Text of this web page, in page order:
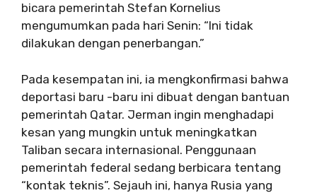
bicara pemerintah Stefan Kornelius
mengumumkan pada hari Senin: “Ini tidak
dilakukan dengan penerbangan.”
Pada kesempatan ini, ia mengkonfirmasi bahwa
deportasi baru -baru ini dibuat dengan bantuan
pemerintah Qatar. Jerman ingin menghadapi
kesan yang mungkin untuk meningkatkan
Taliban secara internasional. Penggunaan
pemerintah federal sedang berbicara tentang
“kontak teknis”. Sejauh ini, hanya Rusia yang